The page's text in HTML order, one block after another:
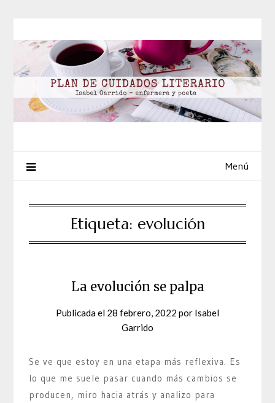
contenido
Menú
Etiqueta: evolución
La evolución se palpa
Publicada el 28 febrero, 2022 por Isabel
Garrido
Se ve que estoy en una etapa más reflexiva. Es
lo que me suele pasar cuando más cambios se
producen, miro hacia atrás y analizo para